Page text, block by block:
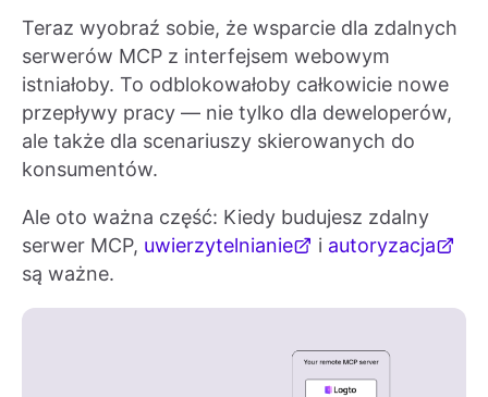
Teraz wyobraź sobie, że wsparcie dla zdalnych
serwerów MCP z interfejsem webowym
istniałoby. To odblokowałoby całkowicie nowe
przepływy pracy — nie tylko dla deweloperów,
ale także dla scenariuszy skierowanych do
konsumentów.
Ale oto ważna część: Kiedy budujesz zdalny
serwer MCP, uwierzytelnianie i autoryzacja
są ważne.